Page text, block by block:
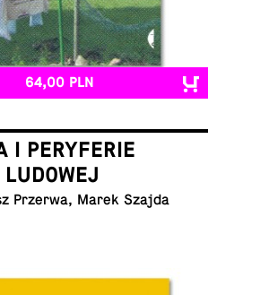
64,00 PLN
I PERYFERIE
Przerwa, Marek Szajda